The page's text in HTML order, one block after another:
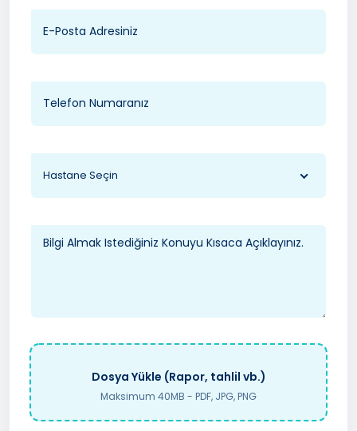
Hastane Seçin
Dosya Yükle (Rapor, tahlil vb.)
Maksimum 40MB - PDF, JPG, PNG